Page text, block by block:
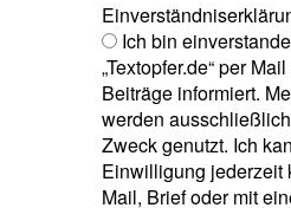
Ich bin
„Textopfer.de“ per
Beiträge informiert.
werden
Zweck genutzt. Ich
Einwilligung jederzeit
Mail, Brief oder mit